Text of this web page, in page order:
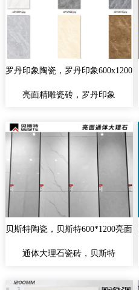
罗丹印象陶瓷，罗丹印象600x1200
亮面精雕瓷砖，罗丹印象
贝斯特陶瓷，贝斯特600*1200亮面
通体大理石瓷砖，贝斯特